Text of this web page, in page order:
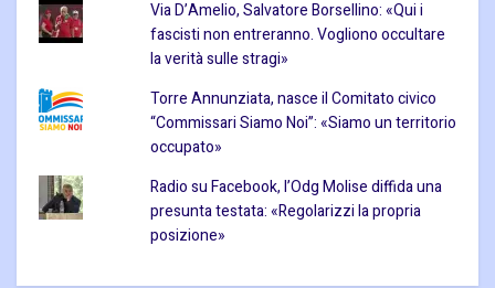
Via D’Amelio, Salvatore Borsellino: «Qui i
fascisti non entreranno. Vogliono occultare
la verità sulle stragi»
Torre Annunziata, nasce il Comitato civico
“Commissari Siamo Noi”: «Siamo un territorio
occupato»
Radio su Facebook, l’Odg Molise diffida una
presunta testata: «Regolarizzi la propria
posizione»